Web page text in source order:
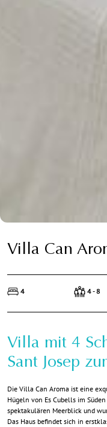
Villa Can
4 4 - 8
Villa mit 4
Sant Josep
Die Villa Can Aroma ist eine
Hügeln von Es Cubells im
spektakulären Meerblick und
Das Haus befindet sich in